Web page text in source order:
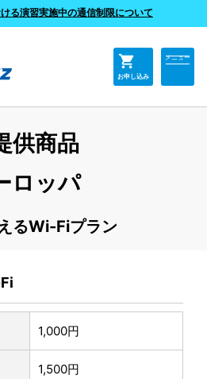
ける演習実施中の通信制限について
shopping_cart
お申し込み
メニュー
供商品
ロッパ
るWi-Fiプラン
1,000円
1,500円